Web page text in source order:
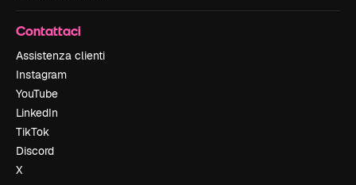
Contattaci
Assistenza clienti
Instagram
YouTube
LinkedIn
TikTok
Discord
X